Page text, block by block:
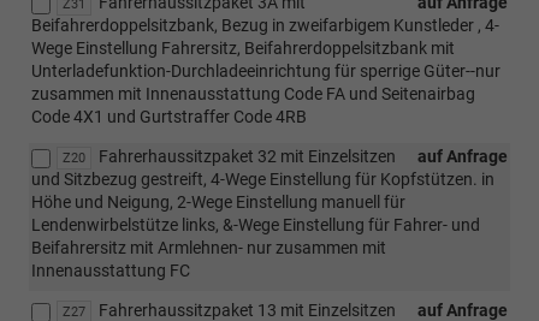
Z31
Beifahrerdoppelsitzbank, Bezug in zweifarbigem Kunstleder , 4-
Wege Einstellung Fahrersitz, Beifahrerdoppelsitzbank mit
Unterladefunktion-Durchladeeinrichtung für sperrige Güter--nur
zusammen mit Innenausstattung Code FA und Seitenairbag
Code 4X1 und Gurtstraffer Code 4RB
Z20 auf Anfrage
Fahrerhaussitzpaket 32 mit Einzelsitzen
und Sitzbezug gestreift, 4-Wege Einstellung für Kopfstützen. in
Höhe und Neigung, 2-Wege Einstellung manuell für
Lendenwirbelstütze links, &-Wege Einstellung für Fahrer- und
Beifahrersitz mit Armlehnen- nur zusammen mit
Innenausstattung FC
Z27 auf Anfrage
Fahrerhaussitzpaket 13 mit Einzelsitzen